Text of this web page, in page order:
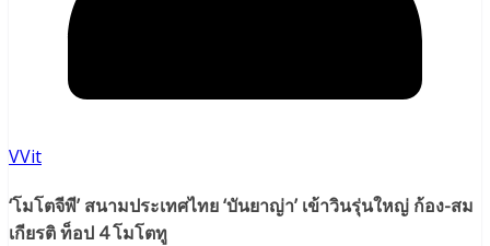
VVit
‘โมโตจีพี’ สนามประเทศไทย ‘บันยาญ่า’ เข้าวินรุ่นใหญ่ ก้อง-สม
เกียรติ ท็อป 4 โมโตทู